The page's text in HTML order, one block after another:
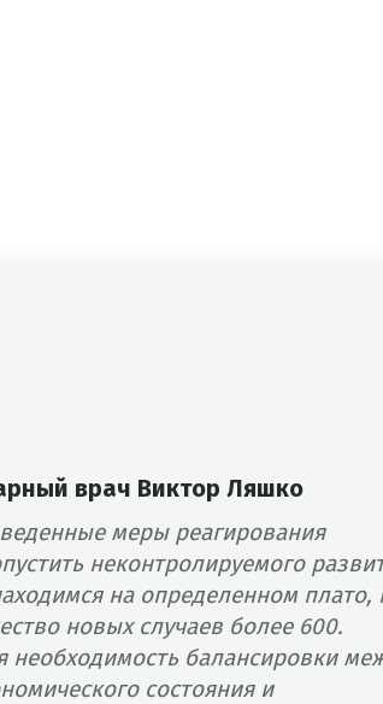
врач Виктор Ляшко
меры реагирования
неконтролируемого
на определенном плато,
новых случаев более 600.
необходимость балансировки
состояния и